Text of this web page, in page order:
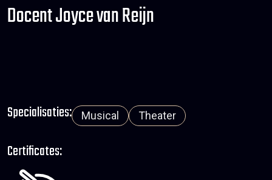
Docent Joyce van Reijn
Specialisaties: Musical Theater
Certificates: